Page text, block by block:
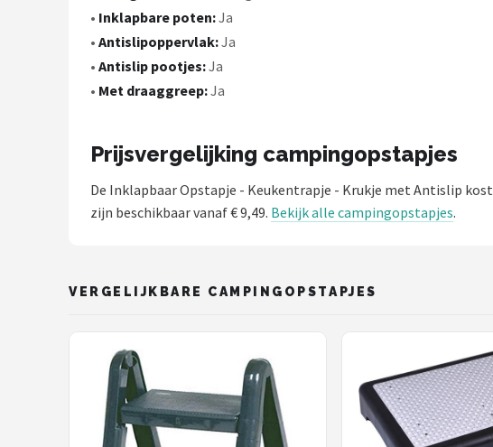
• Inklapbare poten:Ja
• Antislipoppervlak:Ja
• Antislip pootjes:Ja
• Met draaggreep:Ja
Prijsvergelijking campingopstapjes
De Inklapbaar Opstapje - Keukentrapje - Krukje met Antislip kost
zijn beschikbaar vanaf € 9,49. Bekijk alle campingopstapjes.
VERGELIJKBARE CAMPINGOPSTAPJES